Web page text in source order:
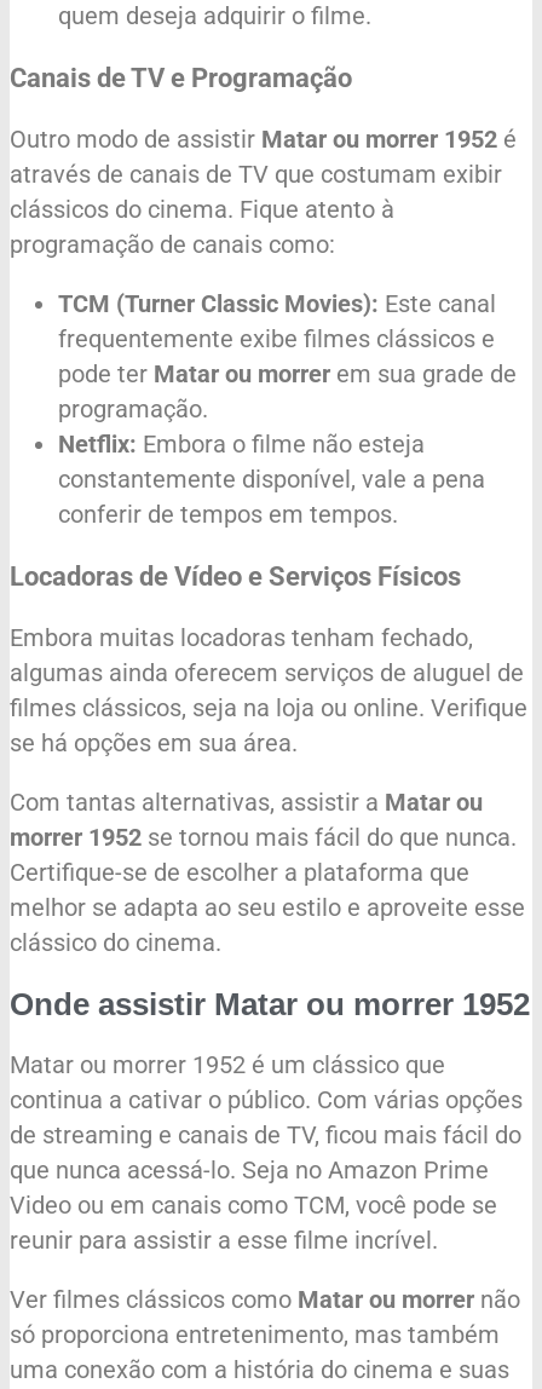
quem deseja adquirir o filme.
Canais de TV e Programação
Outro modo de assistir Matar ou morrer 1952 é
através de canais de TV que costumam exibir
clássicos do cinema. Fique atento à
programação de canais como:
TCM (Turner Classic Movies): Este canal
frequentemente exibe filmes clássicos e
pode ter Matar ou morrer em sua grade de
programação.
Netflix: Embora o filme não esteja
constantemente disponível, vale a pena
conferir de tempos em tempos.
Locadoras de Vídeo e Serviços Físicos
Embora muitas locadoras tenham fechado,
algumas ainda oferecem serviços de aluguel de
filmes clássicos, seja na loja ou online. Verifique
se há opções em sua área.
Com tantas alternativas, assistir a Matar ou
morrer 1952 se tornou mais fácil do que nunca.
Certifique-se de escolher a plataforma que
melhor se adapta ao seu estilo e aproveite esse
clássico do cinema.
Onde assistir Matar ou morrer 1952
Matar ou morrer 1952 é um clássico que
continua a cativar o público. Com várias opções
de streaming e canais de TV, ficou mais fácil do
que nunca acessá-lo. Seja no Amazon Prime
Video ou em canais como TCM, você pode se
reunir para assistir a esse filme incrível.
Ver filmes clássicos como Matar ou morrer não
só proporciona entretenimento, mas também
uma conexão com a história do cinema e suas